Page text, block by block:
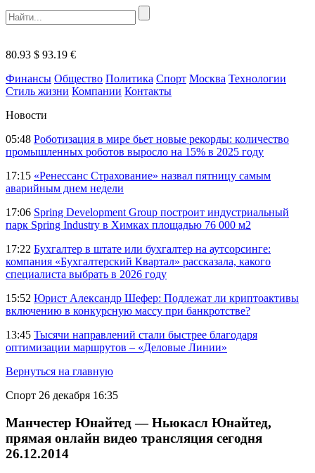
80.93 $ 93.19 €
Финансы Общество Политика Спорт Москва Технологии
Стиль жизни Компании Контакты
Новости
05:48 Роботизация в мире бьет новые рекорды: количество
промышленных роботов выросло на 15% в 2025 году
17:15 «Ренессанс Страхование» назвал пятницу самым
аварийным днем недели
17:06 Spring Development Group построит индустриальный
парк Spring Industry в Химках площадью 76 000 м2
17:22 Бухгалтер в штате или бухгалтер на аутсорсинге:
компания «Бухгалтерский Квартал» рассказала, какого
специалиста выбрать в 2026 году
15:52 Юрист Александр Шефер: Подлежат ли криптоактивы
включению в конкурсную массу при банкротстве?
13:45 Тысячи направлений стали быстрее благодаря
оптимизации маршрутов – «Деловые Линии»
Вернуться на главную
Спорт 26 декабря 16:35
Манчестер Юнайтед — Ньюкасл Юнайтед,
прямая онлайн видео трансляция сегодня
26.12.2014